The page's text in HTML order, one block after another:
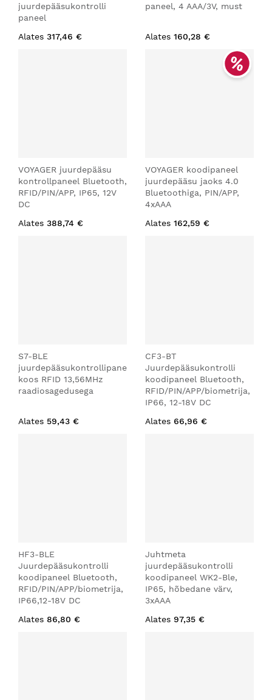
juurdepääsukontrolli
paneel
Alates 317,46 €
paneel, 4 AAA/3V, must
Alates 160,28 €
VOYAGER juurdepääsu
kontrollpaneel Bluetooth,
RFID/PIN/APP, IP65, 12V
DC
Alates 388,74 €
VOYAGER koodipaneel
juurdepääsu jaoks 4.0
Bluetoothiga, PIN/APP,
4xAAA
Alates 162,59 €
S7-BLE
juurdepääsukontrollipaneel
koos RFID 13,56MHz
raadiosagedusega
Alates 59,43 €
CF3-BT
Juurdepääsukontrolli
koodipaneel Bluetooth,
RFID/PIN/APP/biometrija,
IP66, 12-18V DC
Alates 66,96 €
HF3-BLE
Juurdepääsukontrolli
koodipaneel Bluetooth,
RFID/PIN/APP/biometrija,
IP66,12-18V DC
Alates 86,80 €
Juhtmeta
juurdepääsukontrolli
koodipaneel WK2-Ble,
IP65, hõbedane värv,
3xAAA
Alates 97,35 €